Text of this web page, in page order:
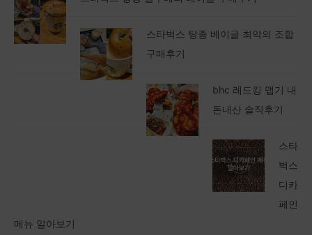
스타벅스 탕종 베이글 최악의 조합
구매후기
bhc 레드킹 맵기 내
돈내산 솔직후기
스타
벅스
디카
페인
메뉴 알아보기